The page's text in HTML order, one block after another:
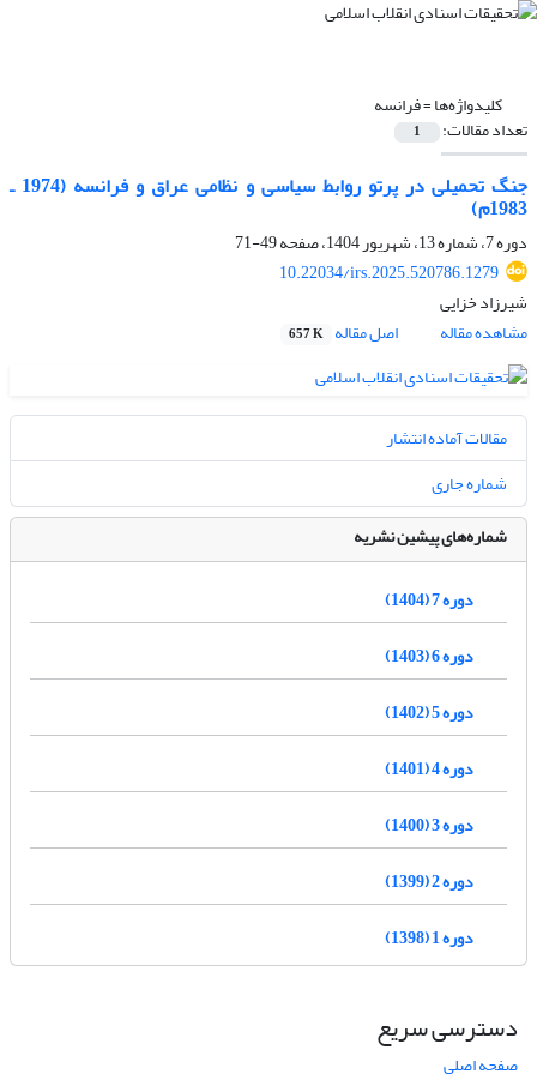
کلیدواژه‌ها =فرانسه
تعداد مقالات: 1
جنگ تحمیلی در پرتو روابط سیاسی و نظامی عراق و فرانسه (1974 ـ
1983م)
دوره 7، شماره 13، شهریور 1404، صفحه
49-71
10.22034/irs.2025.520786.1279
شیرزاد خزایی
مشاهده مقاله
اصل مقاله 657 K
مقالات آماده انتشار
شماره جاری
شماره‌های پیشین نشریه
دوره 7 (1404)
دوره 6 (1403)
دوره 5 (1402)
دوره 4 (1401)
دوره 3 (1400)
دوره 2 (1399)
دوره 1 (1398)
دسترسی سریع
صفحه اصلی